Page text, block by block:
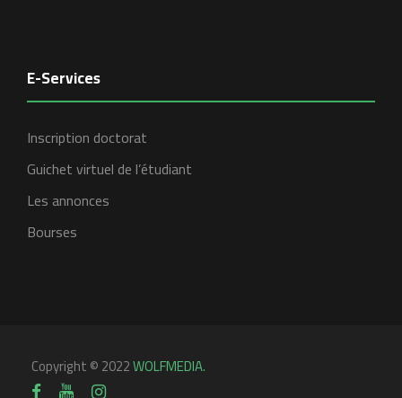
E-Services
Inscription doctorat
Guichet virtuel de l’étudiant
Les annonces
Bourses
Copyright © 2022WOLFMEDIA.